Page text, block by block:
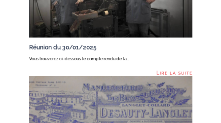
Réunion du 30/01/2025
Vous trouverez ci-dessous le compte rendu de la…
Lire la suite